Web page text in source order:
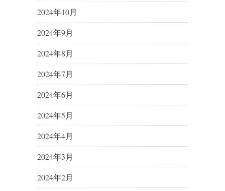
2024年10月
2024年9月
2024年8月
2024年7月
2024年6月
2024年5月
2024年4月
2024年3月
2024年2月